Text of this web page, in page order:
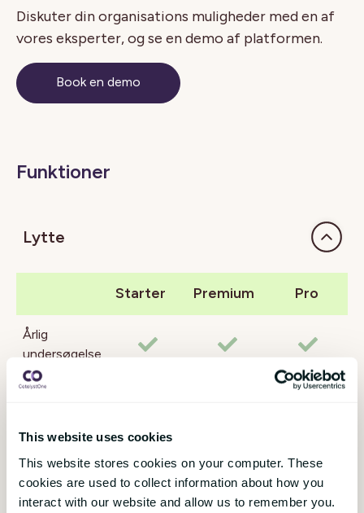
This website uses cookies
This website stores cookies on your computer. These
cookies are used to collect information about how you
interact with our website and allow us to remember you.
Diskuter din organisations muligheder med en af ​​
vores eksperter, og se en demo af platformen.
Book en demo
Funktioner
Lytte
Starter Premium Pro
Årlig
undersøgelse
Pulsmåling
200+